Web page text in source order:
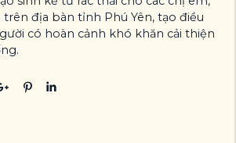
địa bàn tỉnh Phú Yên, tạo điều
có hoàn cảnh khó khăn cải thiện